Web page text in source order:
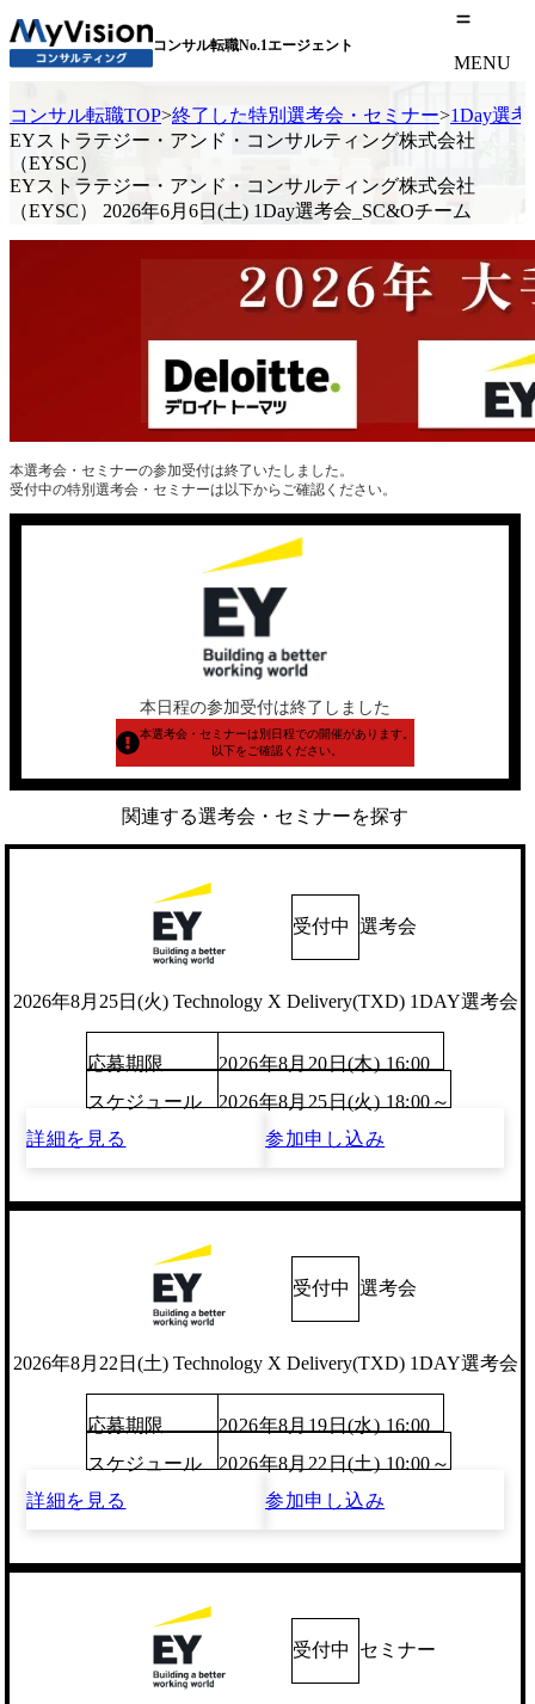
コンサル転職No.1エージェント
MENU
コンサル転職TOP>終了した特別選考会・セミナー>1Day選考
EYストラテジー・アンド・コンサルティング株式会社
（EYSC）
EYストラテジー・アンド・コンサルティング株式会社
（EYSC） 2026年6月6日(土) 1Day選考会_SC&Oチーム
本選考会・セミナーの参加受付は終了いたしました。
受付中の特別選考会・セミナーは以下からご確認ください。
本日程の参加受付は終了しました
本選考会・セミナーは別日程での開催があります。
以下をご確認ください。
関連する選考会・セミナーを探す
受付中 選考会
2026年8月25日(火) Technology X Delivery(TXD) 1DAY選考会
応募期限
2026年8月20日(木) 16:00
スケジュール
2026年8月25日(火) 18:00～
詳細を見る
参加申し込み
受付中 選考会
2026年8月22日(土) Technology X Delivery(TXD) 1DAY選考会
応募期限
2026年8月19日(水) 16:00
スケジュール
2026年8月22日(土) 10:00～
詳細を見る
参加申し込み
受付中 セミナー